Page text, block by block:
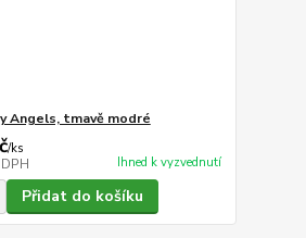
Angels, tmavě modré
/ks
Ihned k vyzvednutí
Přidat do košíku